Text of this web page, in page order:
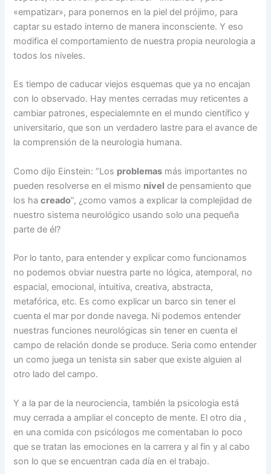
«empatizar», para ponernos en la piel del prójimo, para
captar su estado interno de manera inconsciente. Y eso
modifica el comportamiento de nuestra propia neurologia a
todos los niveles.
Es tiempo de caducar viejos esquemas que ya no encajan
con lo observado. Hay mentes cerradas muy reticentes a
cambiar patrones, especialemnte en el mundo científico y
universitario, que son un verdadero lastre para el avance de
la comprensión de la neurologia humana.
Como dijo Einstein: “Los problemas más importantes no
pueden resolverse en el mismo nivel de pensamiento que
los hacreado”, ¿como vamos a explicar la complejidad de
nuestro sistema neurológico usando solo una pequeña
parte de él?
Por lo tanto, para entender y explicar como funcionamos
no podemos obviar nuestra parte no lógica, atemporal, no
espacial, emocional, intuitiva, creativa, abstracta,
metafórica, etc. Es como explicar un barco sin tener el
cuenta el mar por donde navega. Ni podemos entender
nuestras funciones neurológicas sin tener en cuenta el
campo de relación donde se produce. Seria como entender
un como juega un tenista sin saber que existe alguien al
otro lado del campo.
Y a la par de la neurociencia, también la psicologia está
muy cerrada a ampliar el concepto de mente. El otro dia ,
en una comida con psicólogos me comentaban lo poco
que se tratan las emociones en la carrera y al fin y al cabo
son lo que se encuentran cada día en el trabajo.